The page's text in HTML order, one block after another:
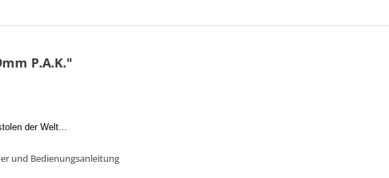
P.A.K."
der Welt...
und Bedienungsanleitung